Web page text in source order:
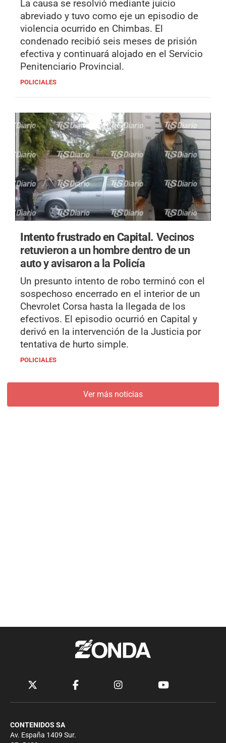
La causa se resolvió mediante juicio
abreviado y tuvo como eje un episodio de
violencia ocurrido en Chimbas. El
condenado recibió seis meses de prisión
efectiva y continuará alojado en el Servicio
Penitenciario Provincial.
POLICIALES
Intento frustrado en Capital. Vecinos
retuvieron a un hombre dentro de un
auto y avisaron a la Policía
Un presunto intento de robo terminó con el
sospechoso encerrado en el interior de un
Chevrolet Corsa hasta la llegada de los
efectivos. El episodio ocurrió en Capital y
derivó en la intervención de la Justicia por
tentativa de hurto simple.
POLICIALES
Ver más noticias
CONTENIDOS SA
Av. España 1409 Sur.